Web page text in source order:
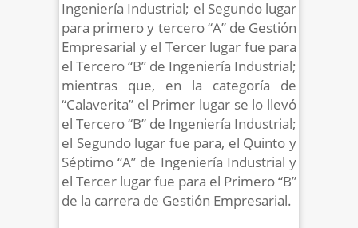
Ingeniería Industrial; el Segundo lugar
para primero y tercero “A” de Gestión
Empresarial y el Tercer lugar fue para
el Tercero “B” de Ingeniería Industrial;
mientras que, en la categoría de
“Calaverita” el Primer lugar se lo llevó
el Tercero “B” de Ingeniería Industrial;
el Segundo lugar fue para, el Quinto y
Séptimo “A” de Ingeniería Industrial y
el Tercer lugar fue para el Primero “B”
de la carrera de Gestión Empresarial.